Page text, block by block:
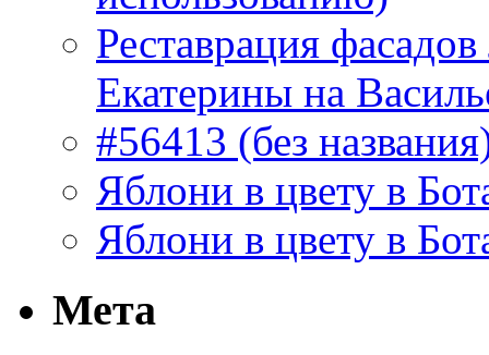
Реставрация
Екатерины на
#56413 (без
Яблони в цвету в
Яблони в цвету в
Мета